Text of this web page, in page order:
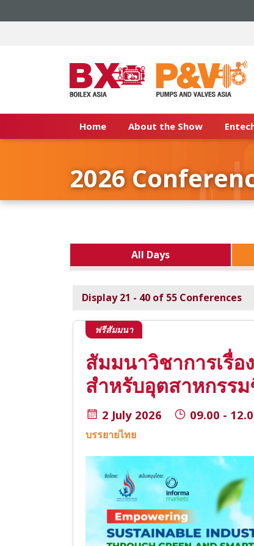
Home About the Show
2026
All Days
Display 21 - 40 of 55 Conferences
ฟรีสัมมนา
สัมมนาวิชาการเรื่
สำหรับอุตสาหกรร
2 July 2026 09.00 -
บรรยายไทย